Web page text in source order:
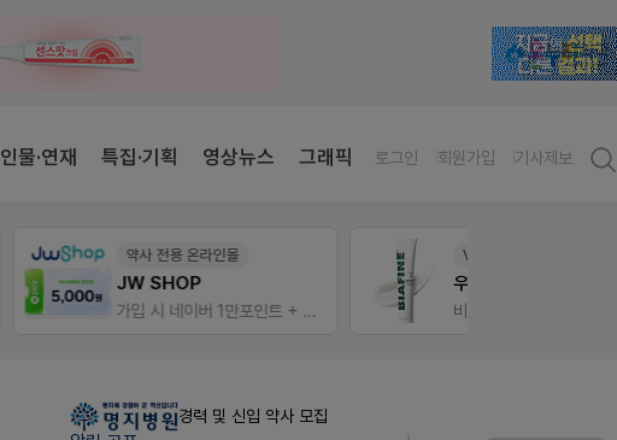
인물·연재 특집·기획 영상뉴스 그래픽 로그인 회원가입 기사제보
우리 가족 다양한 상처엔 비아핀!
비아핀 POSM 신청 GO!
경력 및 신입 약사 모집